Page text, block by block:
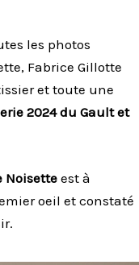
les photos
Fabrice Gillotte
et toute une
2024 du Gault et
Noisette est à
oeil et constaté